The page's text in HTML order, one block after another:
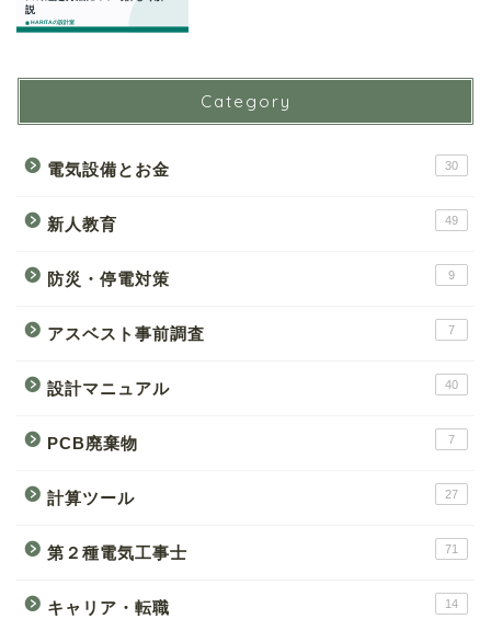
Category
電気設備とお金 30
新人教育 49
防災・停電対策 9
アスベスト事前調査 7
設計マニュアル 40
PCB廃棄物 7
計算ツール 27
第２種電気工事士 71
キャリア・転職 14